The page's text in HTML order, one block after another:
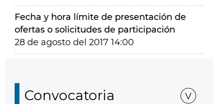
Fecha y hora límite de presentación de
ofertas o solicitudes de participación
28 de agosto del 2017 14:00
Convocatoria